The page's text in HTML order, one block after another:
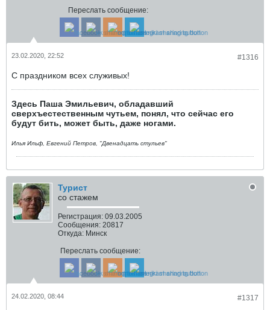
Переслать сообщение:
#1316
23.02.2020, 22:52
С праздником всех служивых!
Здесь Паша Эмильевич, обладавший
сверхъестественным чутьем, понял, что сейчас его
будут бить, может быть, даже ногами.
Илья Ильф, Евгений Петров, "Двенадцать стульев"
Турист
со стажем
Регистрация: 09.03.2005
Сообщения: 20817
Откуда: Минск
Переслать сообщение:
#1317
24.02.2020, 08:44